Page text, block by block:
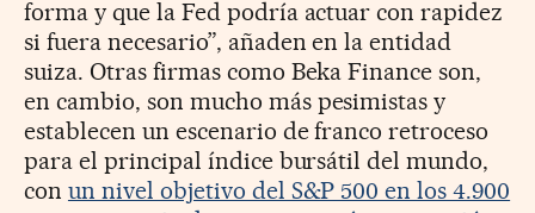
forma y que la Fed podría actuar con rapidez
si fuera necesario”, añaden en la entidad
suiza. Otras firmas como Beka Finance son,
en cambio, son mucho más pesimistas y
establecen un escenario de franco retroceso
para el principal índice bursátil del mundo,
con un nivel objetivo del S&P 500 en los 4.900